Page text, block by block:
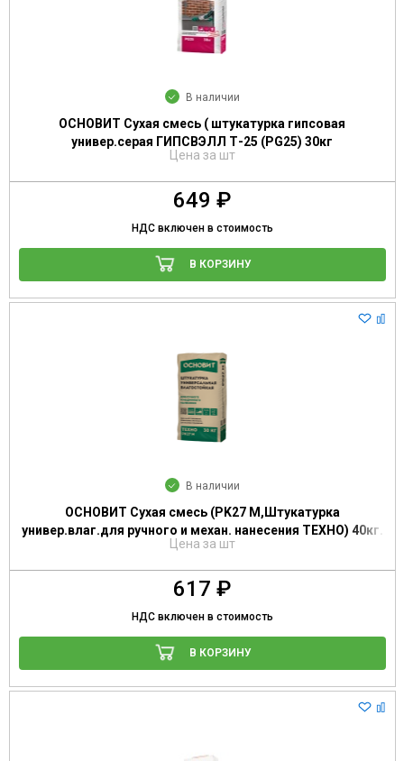
В наличии
ОСНОВИТ Сухая смесь ( штукатурка гипсовая
универ.серая ГИПСВЭЛЛ Т-25 (PG25) 30кг
Цена за шт
649 ₽
НДС включен в стоимость
В КОРЗИНУ
В наличии
ОСНОВИТ Сухая смесь (PK27 M,Штукатурка
универ.влаг.для ручного и механ. нанесения ТЕХНО) 40кг.
Цена за шт
617 ₽
НДС включен в стоимость
В КОРЗИНУ